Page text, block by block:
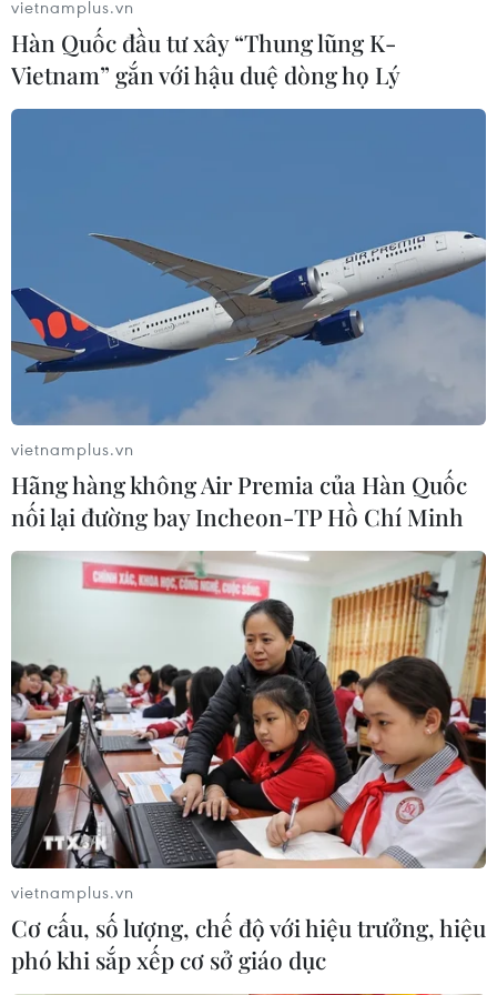
Song song với hoạt động nghệ thuật, “V Fest-Vietnam Today”
tiếp tục đồng hành cùng dự án thiện nguyện “Thư viện niềm
vui”, tạo không gian tiếp cận tri thức cho hàng chục nghìn học
sinh nghèo trên cả nước. Trước đó, dự án đã nhận được hơn 4
tỷ đồng đóng góp cùng hơn 20.000 cuốn sách và sự đồng
hành trực tiếp của các nghệ sỹ tham gia chương trình “V
Concert-Rạng rỡ Việt Nam” và “V Fest-Thanh xuân rực rỡ.”
Đại nhạc hội sẽ được phát lại vào lúc 20h00 ngày 27/9 và
21h30 ngày 28/9 trên kênh VTV3 cùng nhiều kênh truyền hình
khác, đồng thời lan tỏa rộng rãi trên toàn bộ hệ sinh thái số –
nơi VTV hiện thu hút hơn 5 tỷ lượt xem mỗi tháng. (Ảnh:
CTV/Vietnam+)
(Vietnam+)
vietnamplus.vn
Hàn Quốc đầu tư xây “Thung lũng K-
Vietnam” gắn với hậu duệ dòng họ Lý
vietnamplus.vn
Hãng hàng không Air Premia của Hàn Quốc
nối lại đường bay Incheon-TP Hồ Chí Minh
vietnamplus.vn
Cơ cấu, số lượng, chế độ với hiệu trưởng, hiệu
phó khi sắp xếp cơ sở giáo dục